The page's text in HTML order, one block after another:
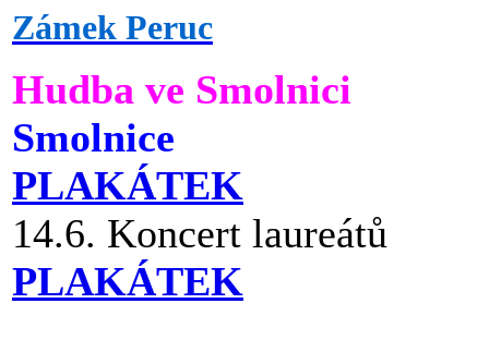
Zámek Peruc
Hudba ve Smolnici
Smolnice
PLAKÁTEK
14.6. Koncert laureátů
PLAKÁTEK